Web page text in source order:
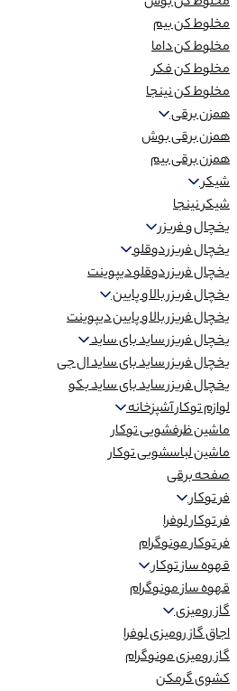
مخلوط کن بیم
مخلوط کن داما
مخلوط کن فکر
مخلوط کن نینجا
همزن برقی
همزن برقی بوش
همزن برقی بیم
شیکر
شیکر نینجا
یخچال و فریزر
یخچال فریزر دوقلو
یخچال فریزر دوقلو دیپوینت
یخچال فریزر بالا و پایین
یخچال فریزر بالا و پایین دیپوینت
یخچال فریزر ساید بای ساید
یخچال فریزر ساید بای ساید ال جی
یخچال فریزر ساید بای ساید بکو
لوازم توکار آشپزخانه
ماشین ظرفشویی توکار
ماشین لباسشویی توکار
صفحه برقی
فر توکار
فر توکار لوفرا
فر توکار مونوگرام
قهوه ساز توکار
قهوه ساز مونوگرام
گاز رومیزی
اجاق گاز رومیزی لوفرا
گاز رومیزی مونوگرام
کشوی گرمکن